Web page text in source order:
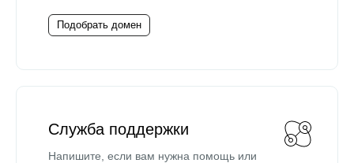
Подобрать домен
Служба поддержки
Напишите, если вам нужна помощь или